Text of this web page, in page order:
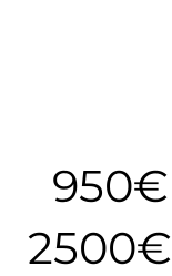
950€
2500€